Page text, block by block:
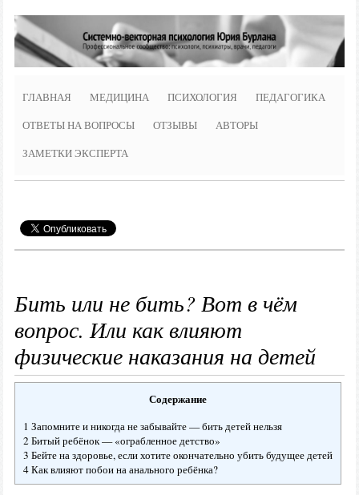
ГЛАВНАЯ МЕДИЦИНА ПСИХОЛОГИЯ ПЕДАГОГИКА
ОТВЕТЫ НА ВОПРОСЫ ОТЗЫВЫ АВТОРЫ
ЗАМЕТКИ ЭКСПЕРТА
Бить или не бить? Вот в чём
вопрос. Или как влияют
физические наказания на детей
Содержание
1 Запомните и никогда не забывайте — бить детей нельзя
2 Битый ребёнок — «ограбленное детство»
3 Бейте на здоровье, если хотите окончательно убить будущее детей
4 Как влияют побои на анального ребёнка?